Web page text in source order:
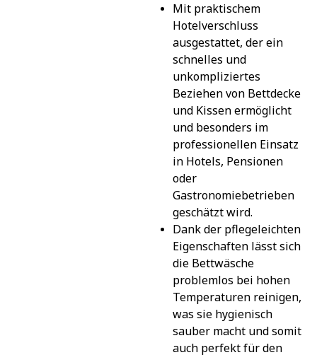
Mit praktischem
Hotelverschluss
ausgestattet, der ein
schnelles und
unkompliziertes
Beziehen von Bettdecke
und Kissen ermöglicht
und besonders im
professionellen Einsatz
in Hotels, Pensionen
oder
Gastronomiebetrieben
geschätzt wird.
Dank der pflegeleichten
Eigenschaften lässt sich
die Bettwäsche
problemlos bei hohen
Temperaturen reinigen,
was sie hygienisch
sauber macht und somit
auch perfekt für den